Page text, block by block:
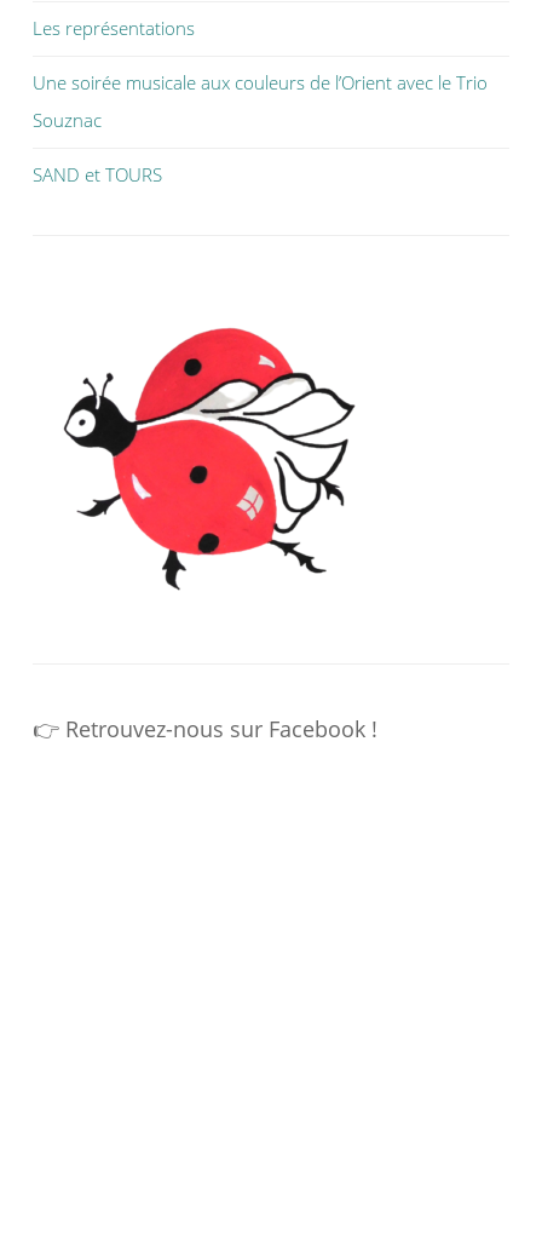
Les représentations
Une soirée musicale aux couleurs de l’Orient avec le Trio
Souznac
SAND et TOURS
👉 Retrouvez-nous sur Facebook !